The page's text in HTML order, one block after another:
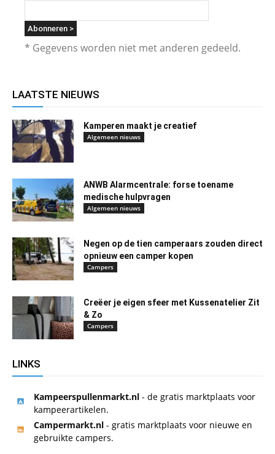
* Gegevens worden niet met anderen gedeeld.
LAATSTE NIEUWS
Kamperen maakt je creatief
Algemeen nieuws
ANWB Alarmcentrale: forse toename
medische hulpvragen
Algemeen nieuws
Negen op de tien camperaars zouden direct
opnieuw een camper kopen
Campers
Creëer je eigen sfeer met Kussenatelier Zit
& Zo
Campers
LINKS
Kampeerspullenmarkt.nl - de gratis marktplaats voor
kampeerartikelen.
Campermarkt.nl - gratis marktplaats voor nieuwe en
gebruikte campers.